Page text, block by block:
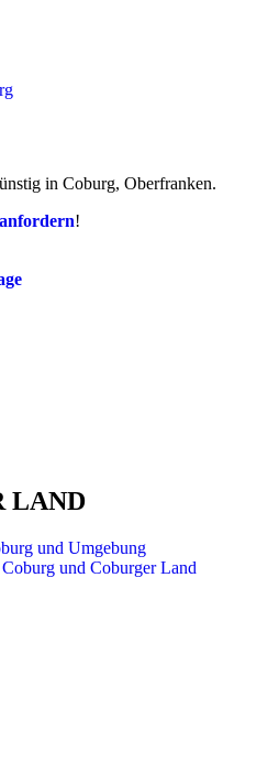
in Coburg, Oberfranken.
!
LAND
und Umgebung
und Coburger Land